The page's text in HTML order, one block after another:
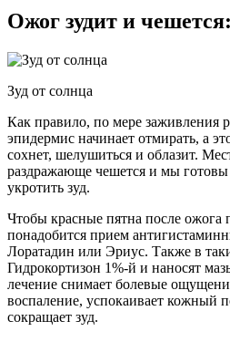
Ожог зудит и
Зуд от солнца
Как правило, по мере заживления
эпидермис начинает отмирать, а
сохнет, шелушиться и облазит.
раздражающе чешется и мы
укротить зуд.
Чтобы красные пятна после ожога
понадобится прием
Лоратадин или Эриус. Также в
Гидрокортизон 1%-й и наносят
лечение снимает болевые
воспаление, успокаивает кожный
сокращает зуд.